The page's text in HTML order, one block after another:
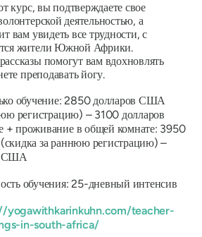
курс, вы подтверждаете свое
деятельностью, а
вам увидеть все трудности, с
жители Южной Африки.
помогут вам вдохновлять
преподавать йогу.
обучение: 2850 долларов США
регистрацию) – 3100 долларов
проживание в общей комнате: 3950
за раннюю регистрацию) –
США
обучения: 25-дневный интенсив
yogawithkarinkuhn.com/teacher-
in-south-africa/